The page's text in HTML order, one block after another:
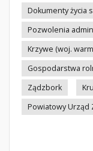
Dokumenty życia
Pozwolenia
Krzywe (woj.
Gospodarstwa
Ządzbork
Powiatowy Urząd